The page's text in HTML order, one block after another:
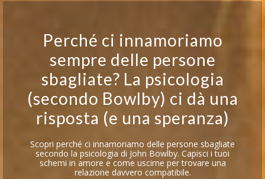
Perché ci innamoriamo
sempre delle persone
sbagliate? La psicologia
(secondo Bowlby) ci dà una
risposta (e una speranza)
Scopri perché ci innamoriamo delle persone sbagliate
secondo la psicologia di John Bowlby. Capisci i tuoi
schemi in amore e come uscirne per trovare una
relazione davvero compatibile.